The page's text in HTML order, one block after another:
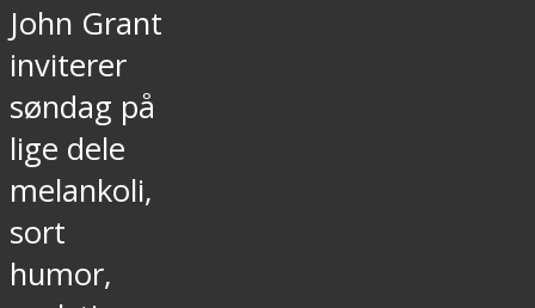
John Grant
inviterer
søndag på
lige dele
melankoli,
sort
humor,